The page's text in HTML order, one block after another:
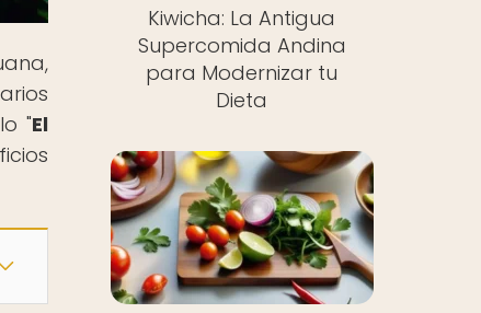
"El
Kiwicha: La Antigua
Supercomida Andina
para Modernizar tu
Dieta